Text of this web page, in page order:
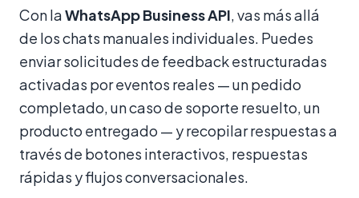
Con laWhatsApp Business API, vas más allá
de los chats manuales individuales. Puedes
enviar solicitudes de feedback estructuradas
activadas por eventos reales — un pedido
completado, un caso de soporte resuelto, un
producto entregado — y recopilar respuestas a
través de botones interactivos, respuestas
rápidas y flujos conversacionales.